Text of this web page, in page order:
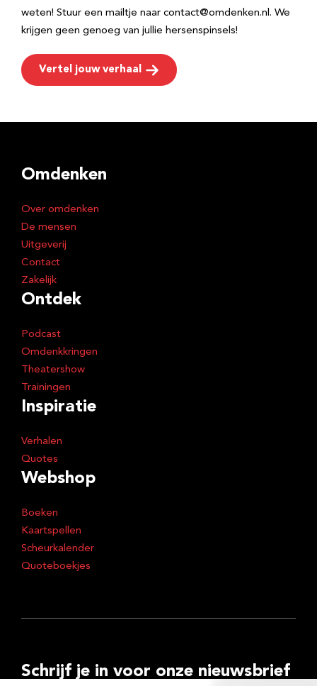
weten! Stuur een mailtje naar contact@omdenken.nl. We
krijgen geen genoeg van jullie hersenspinsels!
Vertel jouw verhaal
Omdenken
Over omdenken
De mensen
Uitgeverij
Contact
Zakelijk
Ontdek
Podcast
Omdenkkringen
Theatershow
Trainingen
Inspiratie
Verhalen
Quotes
Webshop
Boeken
Kaartspellen
Scheurkalender
Quoteboekjes
Schrijf je in voor onze nieuwsbrief